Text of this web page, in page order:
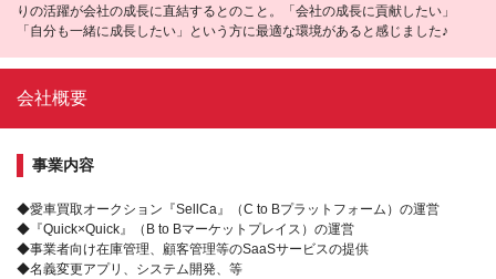
りの活躍が会社の成長に直結するとのこと。「会社の成長に貢献したい」
「自分も一緒に成長したい」という方に最適な環境があると感じました♪
会社概要
事業内容
◆愛車買取オークション『SellCa』（C to Bプラットフォーム）の運営
◆『Quick×Quick』（B to Bマーケットプレイス）の運営
◆事業者向け在庫管理、顧客管理等のSaaSサービスの提供
◆名義変更アプリ、システム開発、等